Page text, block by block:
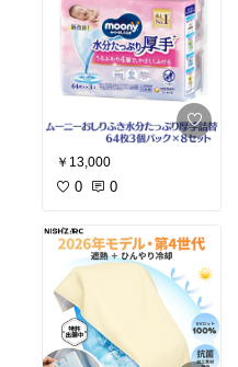
￥13,000
0 0